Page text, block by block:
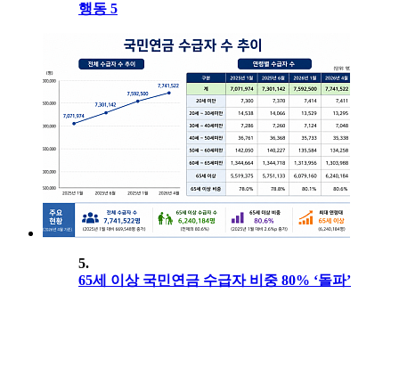
행동 5
5.
65세 이상 국민연금 수급자 비중 80% ‘돌파’